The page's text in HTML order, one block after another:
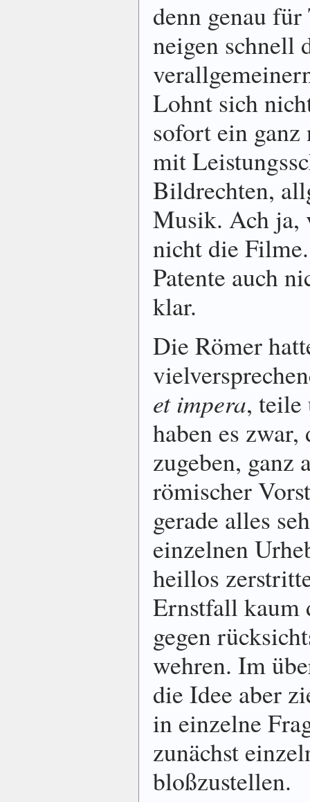
denn genau
neigen schnell
Lohnt sich
sofort ein ganz
mit
Bildrechten,
Musik. Ach ja,
nicht die
Patente auch
klar.
Die Römer
et impera, teile
haben es zwar,
zugeben, ganz
römischer
gerade alles
einzelnen
heillos
Ernstfall kaum
gegen
wehren. Im
die Idee aber
in einzelne
zunächst
bloßzustellen.